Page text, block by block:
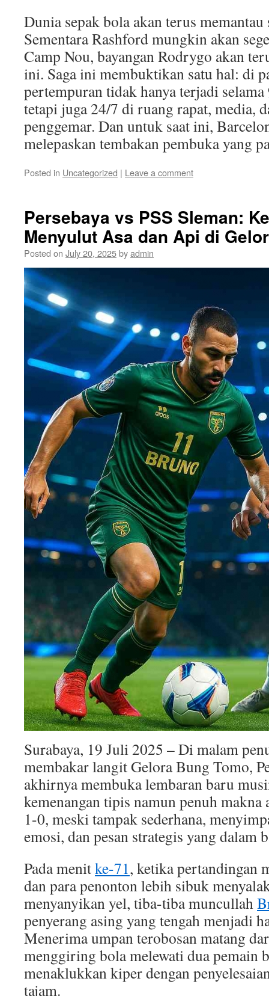
Dunia sepak bola akan terus
Sementara Rashford mungkin akan
Camp Nou, bayangan Rodrygo akan
ini. Saga ini membuktikan satu hal: di
pertempuran tidak hanya terjadi
tetapi juga 24/7 di ruang rapat, media,
penggemar. Dan untuk saat ini,
melepaskan tembakan pembuka yang
Posted in Uncategorized | Leave a comment
Persebaya vs PSS Sleman:
Menyulut Asa dan Api di
Posted on July 20, 2025byadmin
Surabaya, 19 Juli 2025 – Di malam
membakar langit Gelora Bung Tomo,
akhirnya membuka lembaran baru
kemenangan tipis namun penuh makna
1-0, meski tampak sederhana,
emosi, dan pesan strategis yang dalam
Pada menitke-71, ketika pertandingan
dan para penonton lebih sibuk
menyanyikan yel, tiba-tiba muncullah
penyerang asing yang tengah menjadi
Menerima umpan terobosan matang
menggiring bola melewati dua pemain
menaklukkan kiper dengan
tajam.